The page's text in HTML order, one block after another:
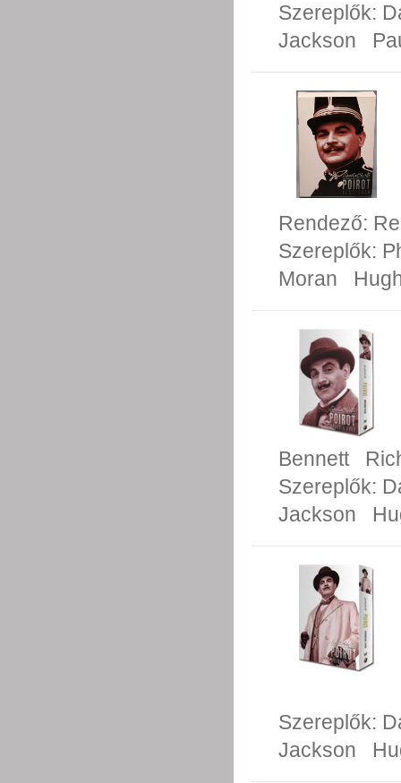
Szereplők:
Jackson
Rendező:
Szereplők:
Moran
Bennett
Szereplők:
Jackson
Szereplők:
Jackson